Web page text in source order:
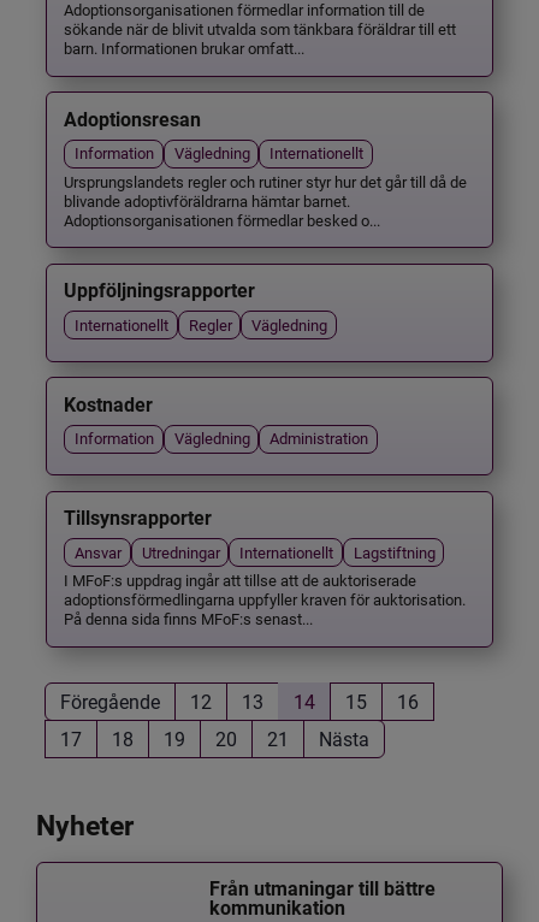
Adoptionsorganisationen förmedlar information till de
sökande när de blivit utvalda som tänkbara föräldrar till ett
barn. Informationen brukar omfatt...
Adoptionsresan
Information Vägledning
Internationellt
Ursprungslandets regler och rutiner styr hur det går till då de
blivande adoptivföräldrarna hämtar barnet.
Adoptionsorganisationen förmedlar besked o...
Uppföljningsrapporter
Internationellt Regler Vägledning
Kostnader
Information Vägledning Administration
Tillsynsrapporter
Ansvar Utredningar Internationellt
Lagstiftning
I MFoF:s uppdrag ingår att tillse att de auktoriserade
adoptionsförmedlingarna uppfyller kraven för auktorisation.
På denna sida finns MFoF:s senast...
Föregående 12 13 14 15
16
17
18 19 20 21 Nästa
Nyheter
Från utmaningar till bättre
kommunikation